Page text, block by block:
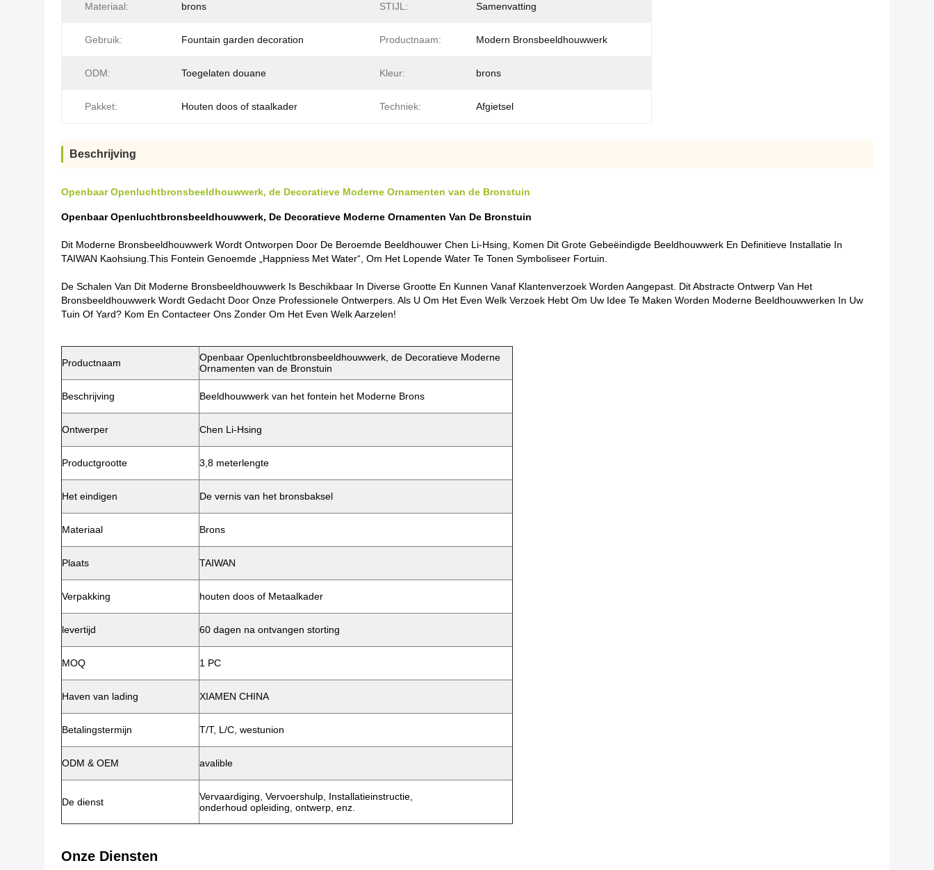
Materiaal: brons STIJL: Samenvatting
Gebruik: Fountain garden decoration Productnaam: Modern Bronsbeeldhouwwerk
ODM: Toegelaten douane Kleur: brons
Pakket: Houten doos of staalkader Techniek: Afgietsel
Beschrijving
Openbaar Openluchtbronsbeeldhouwwerk, de Decoratieve Moderne Ornamenten van de Bronstuin
Openbaar Openluchtbronsbeeldhouwwerk, De Decoratieve Moderne Ornamenten Van De Bronstuin
Dit Moderne Bronsbeeldhouwwerk Wordt Ontworpen Door De Beroemde Beeldhouwer Chen Li-Hsing, Komen Dit Grote Gebeëindigde Beeldhouwwerk En Definitieve Installatie In
TAIWAN Kaohsiung.This Fontein Genoemde „Happniess Met Water“, Om Het Lopende Water Te Tonen Symboliseer Fortuin.
De Schalen Van Dit Moderne Bronsbeeldhouwwerk Is Beschikbaar In Diverse Grootte En Kunnen Vanaf Klantenverzoek Worden Aangepast. Dit Abstracte Ontwerp Van Het
Bronsbeeldhouwwerk Wordt Gedacht Door Onze Professionele Ontwerpers. Als U Om Het Even Welk Verzoek Hebt Om Uw Idee Te Maken Worden Moderne Beeldhouwwerken In Uw
Tuin Of Yard? Kom En Contacteer Ons Zonder Om Het Even Welk Aarzelen!
Productnaam
Openbaar Openluchtbronsbeeldhouwwerk, de Decoratieve Moderne
Ornamenten van de Bronstuin
Beschrijving Beeldhouwwerk van het fontein het Moderne Brons
Ontwerper Chen Li-Hsing
Productgrootte 3,8 meterlengte
Het eindigen De vernis van het bronsbaksel
Materiaal Brons
Plaats TAIWAN
Verpakking houten doos of Metaalkader
levertijd 60 dagen na ontvangen storting
MOQ 1 PC
Haven van lading XIAMEN CHINA
Betalingstermijn T/T, L/C, westunion
ODM & OEM avalible
De dienst
Vervaardiging, Vervoershulp, Installatieinstructie,
onderhoud opleiding, ontwerp, enz.
Onze Diensten